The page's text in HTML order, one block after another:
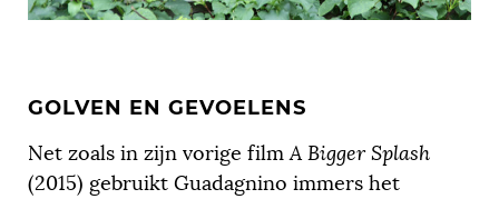
GOLVEN EN GEVOELENS
Net zoals in zijn vorige filmA Bigger Splash
(2015) gebruikt Guadagnino immers het